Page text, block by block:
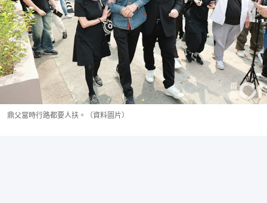
鼎父當時行路都要人扶。（資料圖片）